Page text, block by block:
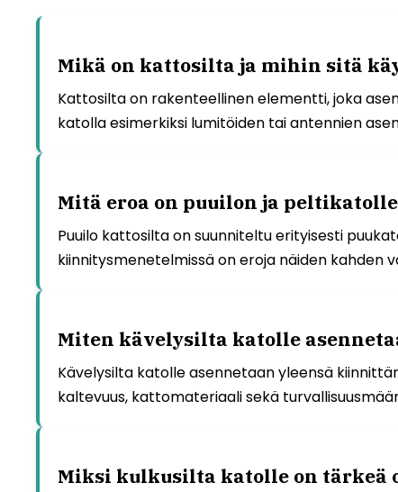
Mikä on kattosilta ja mihin sitä
Kattosilta on rakenteellinen elementti, joka
katolla esimerkiksi lumitöiden tai antennien
Mitä eroa on puuilon ja
Puuilo kattosilta on suunniteltu erityisesti
kiinnitysmenetelmissä on eroja näiden kahden
Miten kävelysilta katolle
Kävelysilta katolle asennetaan yleensä
kaltevuus, kattomateriaali sekä
Miksi kulkusilta katolle on tärkeä